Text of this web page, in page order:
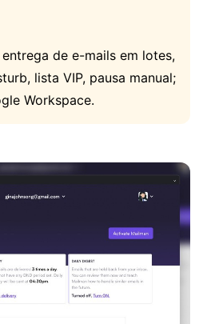
entrega de e-mails em lotes,
lista VIP, pausa manual;
Workspace.